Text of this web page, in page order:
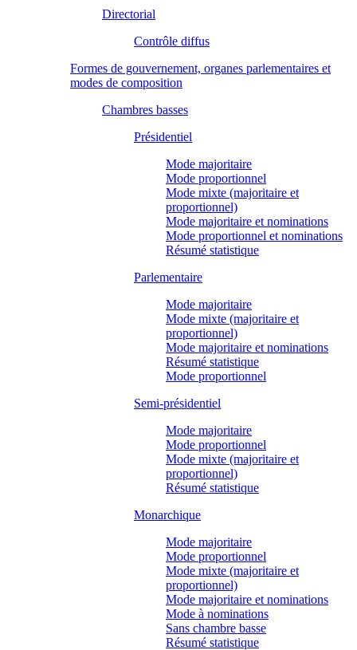
Directorial
Contrôle diffus
Formes de gouvernement, organes parlementaires et
modes de composition
Chambres basses
Présidentiel
Mode majoritaire
Mode proportionnel
Mode mixte (majoritaire et
proportionnel)
Mode majoritaire et nominations
Mode proportionnel et nominations
Résumé statistique
Parlementaire
Mode majoritaire
Mode mixte (majoritaire et
proportionnel)
Mode majoritaire et nominations
Résumé statistique
Mode proportionnel
Semi-présidentiel
Mode majoritaire
Mode proportionnel
Mode mixte (majoritaire et
proportionnel)
Résumé statistique
Monarchique
Mode majoritaire
Mode proportionnel
Mode mixte (majoritaire et
proportionnel)
Mode majoritaire et nominations
Mode à nominations
Sans chambre basse
Résumé statistique